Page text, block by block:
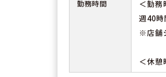
勤務時間
＜勤務
週40
※店舗
＜休憩